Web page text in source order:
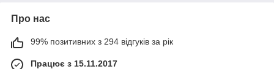
Про нас
99% позитивних з 294 відгуків за рік
Працює з 15.11.2017